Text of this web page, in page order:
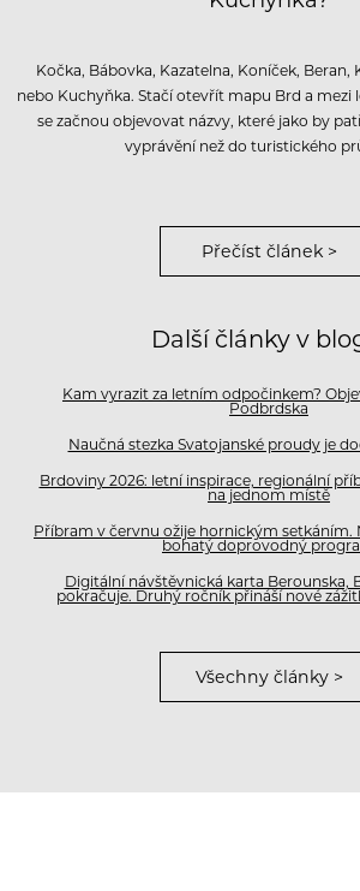
Kočka, Bábovka, Kazatelna, Koníček, Beran,
nebo Kuchyňka. Stačí otevřít mapu Brd a mezi
se začnou objevovat názvy, které jako by
vyprávění než do turistického
Přečíst článek >
Další články v
Kam vyrazit za letním odpočinkem?
Podbrdska
Naučná stezka Svatojanské proudy je
Brdoviny 2026: letní inspirace, regionální
na jednom místě
Příbram v červnu ožije hornickým setkáním.
bohatý doprovodný
Digitální návštěvnická karta Berounska,
pokračuje. Druhý ročník přináší nové
Všechny články >